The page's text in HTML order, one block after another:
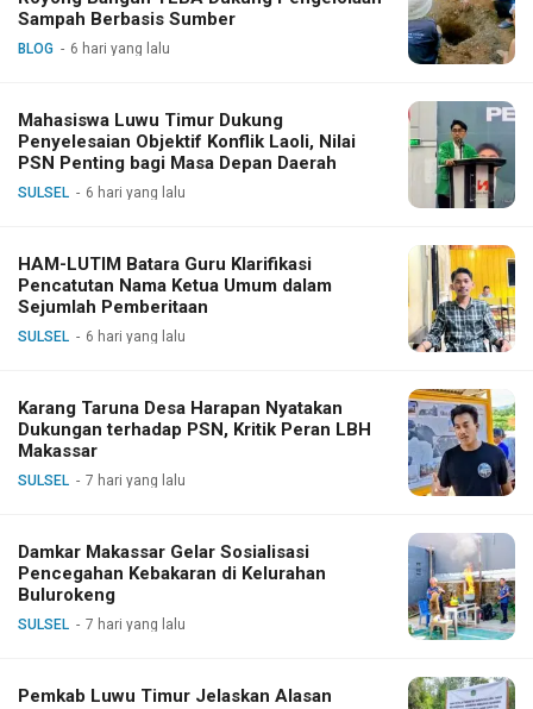
Sampah Berbasis Sumber
BLOG 6 hari yang lalu
Mahasiswa Luwu Timur Dukung
Penyelesaian Objektif Konflik Laoli, Nilai
PSN Penting bagi Masa Depan Daerah
SULSEL 6 hari yang lalu
HAM-LUTIM Batara Guru Klarifikasi
Pencatutan Nama Ketua Umum dalam
Sejumlah Pemberitaan
SULSEL 6 hari yang lalu
Karang Taruna Desa Harapan Nyatakan
Dukungan terhadap PSN, Kritik Peran LBH
Makassar
SULSEL 7 hari yang lalu
Damkar Makassar Gelar Sosialisasi
Pencegahan Kebakaran di Kelurahan
Bulurokeng
SULSEL 7 hari yang lalu
Pemkab Luwu Timur Jelaskan Alasan